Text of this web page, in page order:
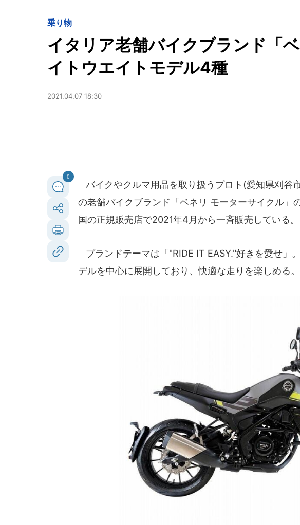
乗り物
イタリア老舗バイクブランド「
イトウエイトモデル4種
2021.04.07 18:30
0
バイクやクルマ用品を取り扱うプロト(愛知県刈谷
の老舗バイクブランド「ベネリ モーターサイクル」
国の正規販売店で2021年4月から一斉販売している。
ブランドテーマは「"RIDE IT EASY."好きを愛せ」
デルを中心に展開しており、快適な走りを楽しめる。